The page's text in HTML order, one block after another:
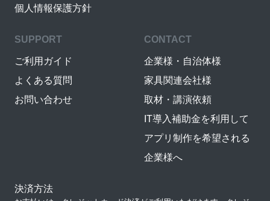
個人情報保護方針
SUPPORT
ご利用ガイド
よくある質問
お問い合わせ
CONTACT
企業様・自治体様
家具関連会社様
取材・講演依頼
IT導入補助金を利用して
アプリ制作を希望される
企業様へ
決済方法